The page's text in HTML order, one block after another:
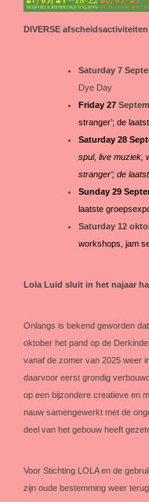
DIVERSE afscheidsactiviteiten
Saturday 7
Dye Day
Friday 27
stranger’; de
Saturday 28
spul, live muziek,
stranger’; de
Sunday 29
laatste
Saturday 12
workshops, jam
Lola Luid sluit in het najaar
Onlangs is bekend geworden
oktober het pand op de
vanaf de zomer van 2025 weer
daarvoor eerst grondig
op een bijzondere creatieve en
nauw samengewerkt met de
deel van het gebouw heeft
Voor Stichting LOLA en de
zijn oude bestemming weer